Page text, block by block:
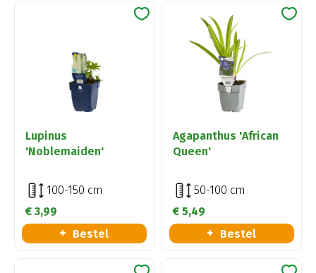
Lupinus
'Noblemaiden'
100-150 cm
€ 3,99
Bestel
Agapanthus 'African
Queen'
50-100 cm
€ 5,49
Bestel